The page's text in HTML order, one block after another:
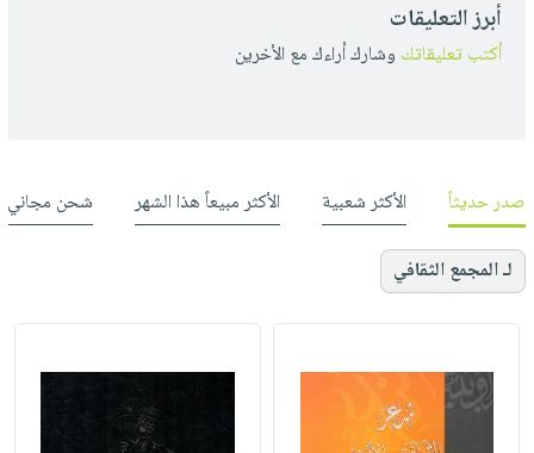
أبرز التعليقات
أكتب تعليقاتك وشارك أراءك مع الأخرين
صدر حديثاً الأكثر شعبية الأكثر مبيعاً هذا الشهر شحن مجاني
لـ المجمع الثقافي